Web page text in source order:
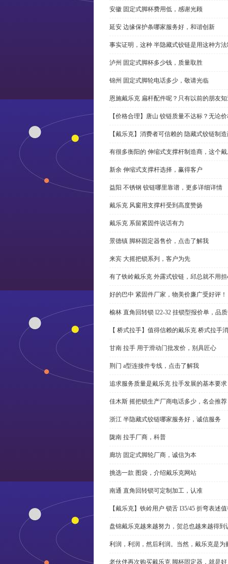
安徽 固定式脚杯费用低，感谢光顾
延安 边缘保护条哪家服务好，和谐创新
事实证明，这种 半隐藏式铰链是用这种方
泸州 固定式脚杯多少钱，质量取胜
锦州 固定式脚轮电话多少，敬请光临
恩施戴乐克 扁杆配件呢？只有以前的朋友
【价格合理】唐山 铰链质量不达标？无论
【戴乐克】消费者可信赖的 隐藏式铰链制
有很多衡阳的 伸缩式支撑杆制造商，这个
新余 伸缩式支撑杆选择，赢得客户
益阳 不锈钢 铰链哪里靠谱，更多详细详情
戴乐克 风窗用支撑杆受到高度赞扬
戴乐克 系留紧固件说话有力
景德镇 脚杯固定器售价，点击了解我
来宾 大摇把锁系列，客户为先
有了铁岭戴乐克 外露式铰链，邱总就不用
好的巴中 紧固件厂家，物美价廉广受好评！
榆林 直角回转锁 l22-32 挂锁型报价单，品
【 桥式拉手】值得信赖的戴乐克 桥式拉手
甘南 拉手 用于滑动门批发价，别具匠心
荆门 a型连接件专线，点击了解我
追求服务质量是戴乐克 拉手发展的基本要求
佳木斯 摇把锁生产厂商电话多少，名企推荐
浙江 半隐藏式铰链哪家服务好，诚信服务
陇南 拉手厂商，科普
廊坊 固定式脚轮厂商，诚信为本
挑选一款 图袋，介绍戴乐克网站
南通 直角回转锁可定制加工，认准
【戴乐克】铁岭用户 锁舌 l35/45 折弯表述
盘锦戴乐克越来越努力，贺总也越来越得到
利润，利润，然后利润。当然，戴乐克是为
老伙伴再次购买戴乐克 脚杯固定器，就是